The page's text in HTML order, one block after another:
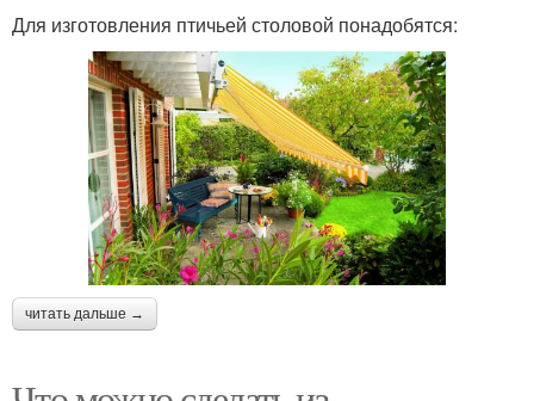
Для изготовления птичьей столовой понадобятся:
читать дальше →